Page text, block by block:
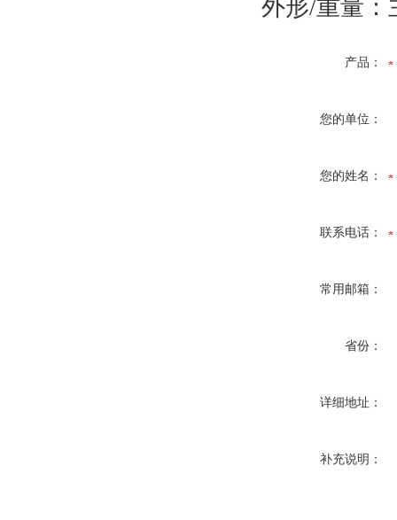
外形/重量：
产品：
您的单位：
您的姓名：
联系电话：
常用邮箱：
省份：
详细地址：
补充说明：